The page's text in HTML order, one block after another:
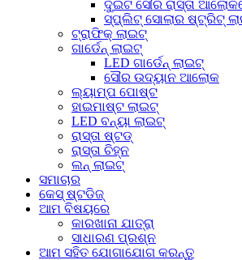
ଦୁଇଟି ସୌର ରାସ୍ତା
ସ୍ପ୍ଲିଟ୍ ସୋଲାର ଷ୍ଟ୍ରିଟ୍
ଟ୍ରାଫିକ୍ ଲାଇଟ୍
ଗାର୍ଡେନ୍ ଲାଇଟ୍
LED ଗାର୍ଡେନ୍ ଲାଇଟ୍
ସୌର ଉଦ୍ୟାନ ଆଲୋକ
ଲ୍ୟାମ୍ପ ପୋଷ୍ଟ
ହାଇମାଷ୍ଟ ଲାଇଟ୍
LED ବନ୍ୟା ଲାଇଟ୍
ରାସ୍ତା ଷ୍ଟଡ୍
ରାସ୍ତା ଚିହ୍ନ
ଲନ୍ ଲାଇଟ୍
ସମାଚାର
କେସ୍ ଷ୍ଟଡିଜ୍
ଆମ ବିଷୟରେ
କାରଖାନା ଯାତ୍ରା
ସାଧାରଣ ପ୍ରଶ୍ନ
ଆମ ସହିତ ଯୋଗାଯୋଗ କରନ୍ତୁ